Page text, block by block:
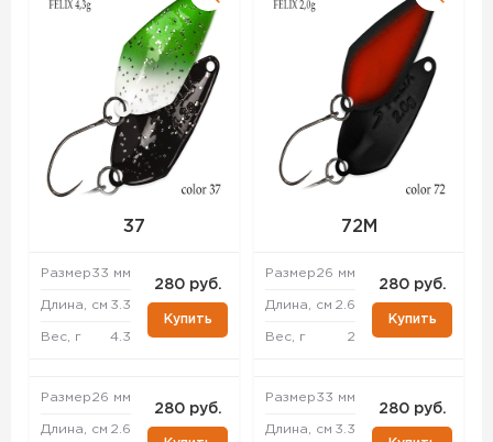
37
Размер33 мм
Длина, см 3.3
Вес, г 4.3
280 руб.
Купить
Размер26 мм
Длина, см 2.6
280 руб.
72M
Размер26 мм
Длина, см 2.6
Вес, г 2
280 руб.
Купить
Размер33 мм
Длина, см 3.3
280 руб.